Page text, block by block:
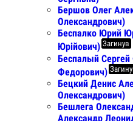
Бершов Олег
Олександрович)
Беспалко Юрий
Юрійович) Загинув
Беспалый Сергей
Федорович)
Бецкий Денис
Олександрович)
Бешлега
Александр